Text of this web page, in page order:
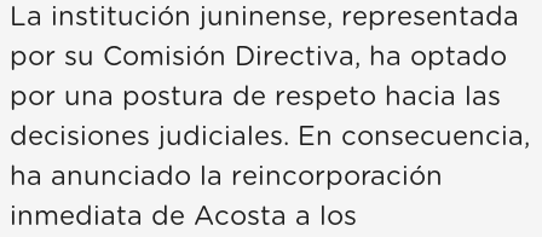
La institución juninense, representada
por su Comisión Directiva, ha optado
por una postura de respeto hacia las
decisiones judiciales. En consecuencia,
ha anunciado la reincorporación
inmediata de Acosta a los